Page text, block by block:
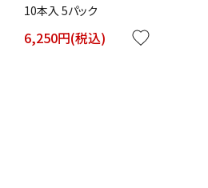
10本入 5パック
6,250円(税込) favorite